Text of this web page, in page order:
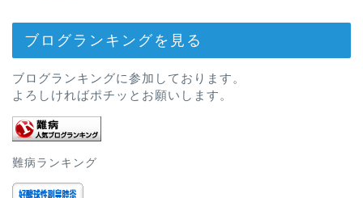
ブログランキングを見る
ブログランキングに参加しております。
よろしければポチッとお願いします。
難病ランキング
ホーム